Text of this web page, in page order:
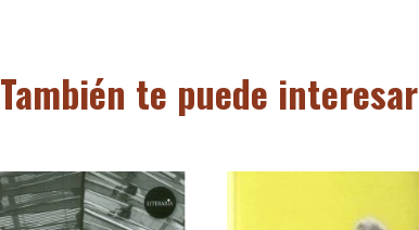
También te puede interesar